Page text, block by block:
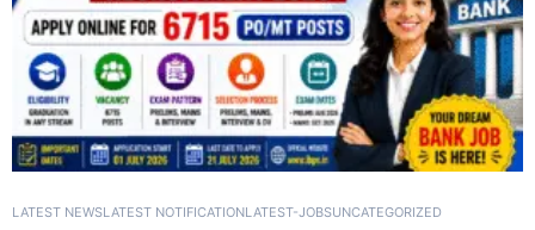
LATEST NEWSLATEST NOTIFICATIONLATEST-JOBSUNCATEGORIZED